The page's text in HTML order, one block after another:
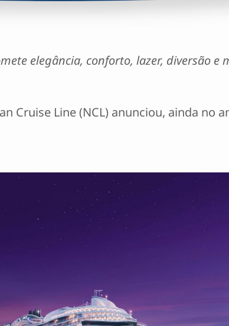
elegância, conforto, lazer, diversão e
Cruise Line (NCL) anunciou, ainda no